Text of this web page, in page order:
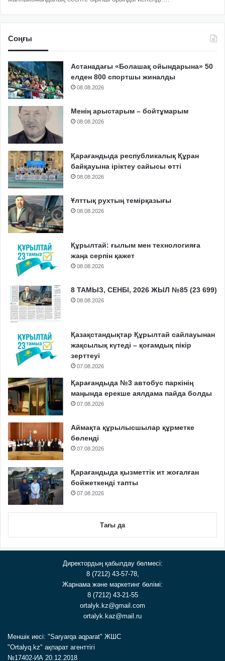
Соңғы
Астанадағы «Болашақ ойындарына» 50
елден 800 спортшы жиналды
08.08.2026
Менің арыстарым – бойтұмарым
08.08.2026
Қарағандыда республикалық Құран
байқауына іріктеу сайысы өтті
08.08.2026
Ұлттық рухтың темірқазығы
08.08.2026
Құрылтай: ғылым мен технологияға
жаңа серпін қажет
08.08.2026
8 ТАМЫЗ, СЕНБІ, 2026 ЖЫЛ №85 (23 699)
08.08.2026
Қазақстандықтар Құрылтай сайлауынан
жақсылық күтеді – қоғамдық пікір
зерттеуі
07.08.2026
Қарағандыда №3 автобус паркінің
маңында ерекше аялдама пайда болды
07.08.2026
Аймақта құрылысшылар құрметке
бөленді
07.08.2026
Қарағандыда қызметтік ит жоғалған
бойжеткенді тапты
07.08.2026
Тағы да
Директордың қабылдау бөлмесі:
8 (7212) 43-57-78,
Жарнама және маркетинг бөлімі:
8 (7212) 43-21-55
ortalyk.kz@gmail.com
ortalyk.kaz@mail.ru
Меншік иесі: "Saryarqa aqparat" ЖШС
"Ortalyq.kz" ақпарат агенттігі
№17402-ИА 20.12.2018